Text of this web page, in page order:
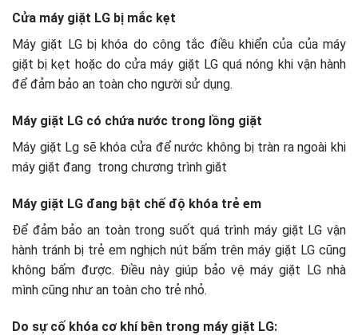
Cửa máy giặt LG bị mắc kẹt
Máy giặt LG bị khóa do công tắc điều khiển của của máy
giặt bị kẹt hoặc do cửa máy giặt LG quá nóng khi vận hành
để đảm bảo an toàn cho người sử dụng.
Máy giặt LG có chứa nước trong lồng giặt
Máy giặt Lg sẽ khóa cửa để nước không bị tràn ra ngoài khi
máy giặt đang trong chương trình giăt
Máy giặt LG đang bật chế độ khóa trẻ em
Để đảm bảo an toàn trong suốt quá trình máy giặt LG vận
hành tránh bị trẻ em nghịch nút bấm trên máy giặt LG cũng
không bấm được. Điều này giúp bảo vệ máy giặt LG nhà
mình cũng như an toàn cho trẻ nhỏ.
Do sự cố khóa cơ khí bên trong máy giặt LG: